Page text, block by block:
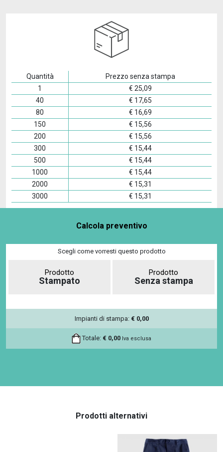
Quantità
Prezzo senza stampa
1
€ 25,09
40
€ 17,65
80
€ 16,69
150
€ 15,56
200
€ 15,56
300
€ 15,44
500
€ 15,44
1000
€ 15,44
2000
€ 15,31
3000
€ 15,31
Calcola preventivo
Scegli come vorresti questo prodotto
Prodotto
Stampato
Prodotto
Senza stampa
Impianti di stampa: € 0,00
Totale: € 0,00 Iva esclusa
Prodotti alternativi